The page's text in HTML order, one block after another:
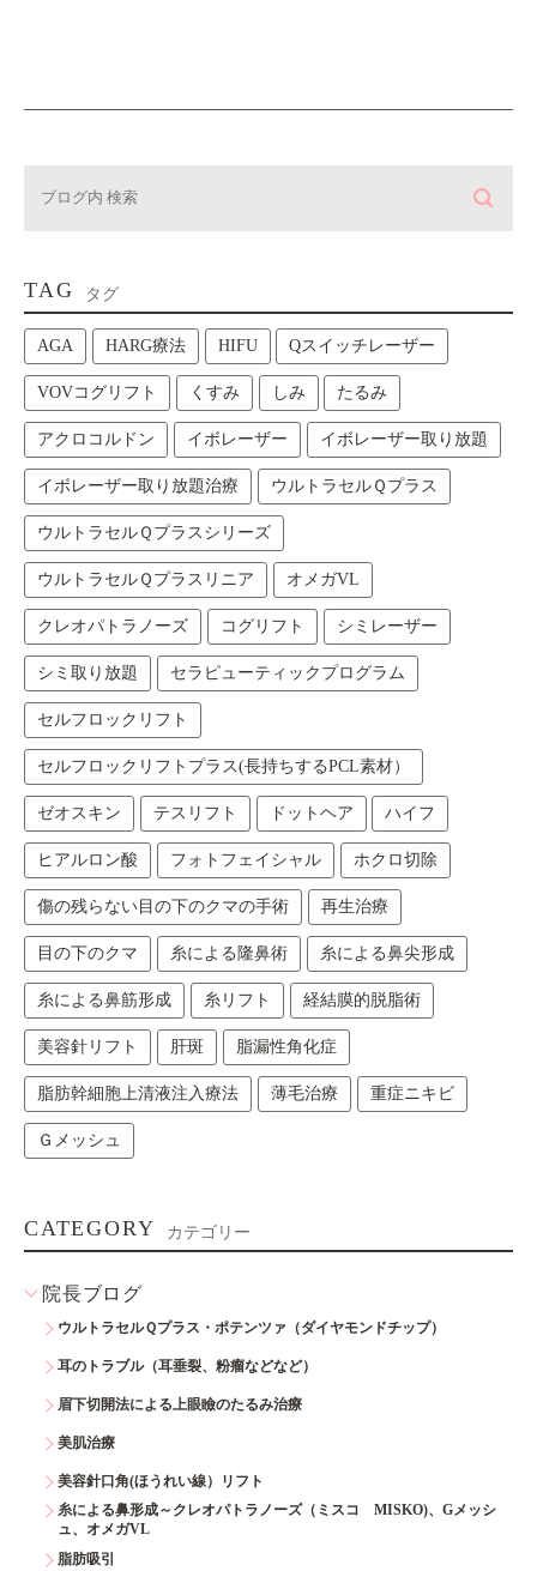
TAG タグ
AGA HARG療法 HIFU Qスイッチレーザー
VOVコグリフト くすみ しみ たるみ
アクロコルドン イボレーザー イボレーザー取り放題
イボレーザー取り放題治療 ウルトラセルＱプラス
ウルトラセルＱプラスシリーズ
ウルトラセルＱプラスリニア オメガVL
クレオパトラノーズ コグリフト シミレーザー
シミ取り放題 セラピューティックプログラム
セルフロックリフト
セルフロックリフトプラス(長持ちするPCL素材）
ゼオスキン テスリフト ドットヘア ハイフ
ヒアルロン酸 フォトフェイシャル ホクロ切除
傷の残らない目の下のクマの手術 再生治療
目の下のクマ 糸による隆鼻術 糸による鼻尖形成
糸による鼻筋形成 糸リフト 経結膜的脱脂術
美容針リフト 肝斑 脂漏性角化症
脂肪幹細胞上清液注入療法 薄毛治療 重症ニキビ
Ｇメッシュ
CATEGORY カテゴリー
院長ブログ
ウルトラセルＱプラス・ポテンツァ（ダイヤモンドチップ）
耳のトラブル（耳垂裂、粉瘤などなど）
眉下切開法による上眼瞼のたるみ治療
美肌治療
美容針口角(ほうれい線）リフト
糸による鼻形成～クレオパトラノーズ（ミスコ MISKO)、Gメッシ
ュ、オメガVL
脂肪吸引